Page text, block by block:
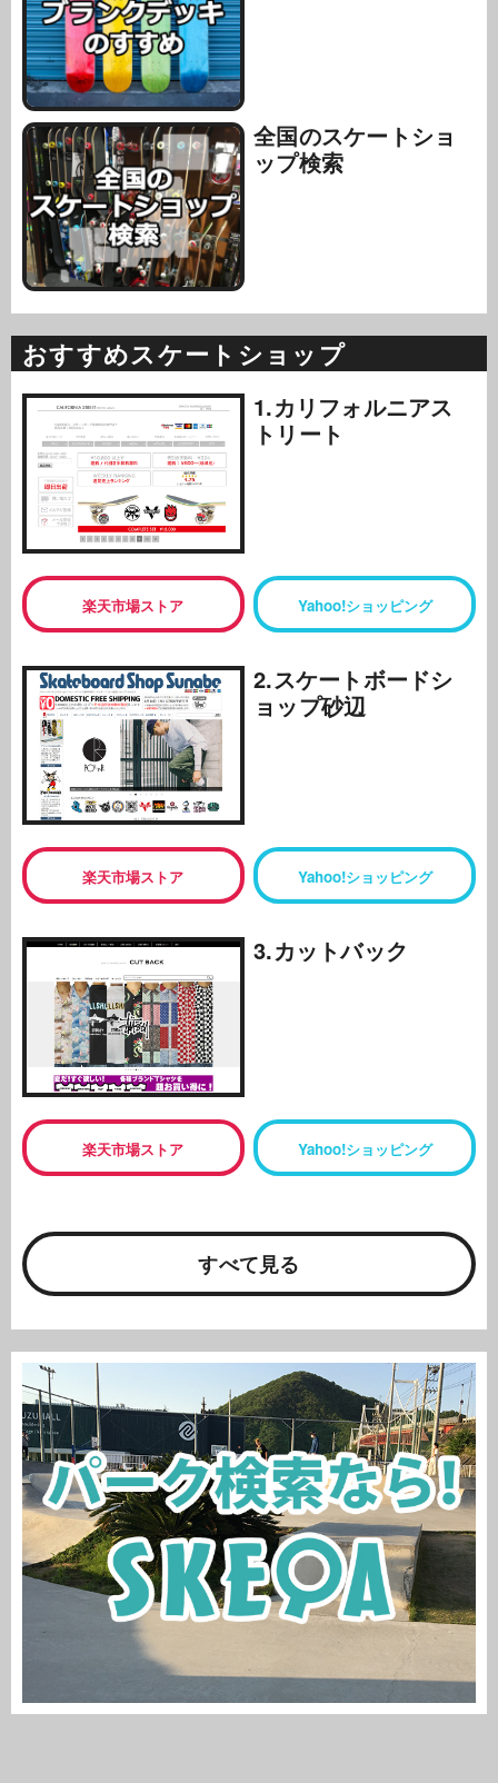
全国のスケートショ
ップ検索
おすすめスケートショップ
1.カリフォルニアス
トリート
楽天市場ストア Yahoo!ショッピング
2.スケートボードシ
ョップ砂辺
楽天市場ストア Yahoo!ショッピング
3.カットバック
楽天市場ストア Yahoo!ショッピング
すべて見る